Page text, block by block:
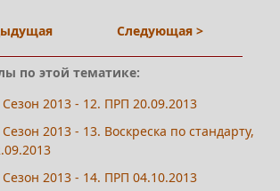
Следующая >
по этой тематике:
Сезон 2013 - 12. ПРП 20.09.2013
Сезон 2013 - 13. Воскреска по стандарту,
Сезон 2013 - 14. ПРП 04.10.2013